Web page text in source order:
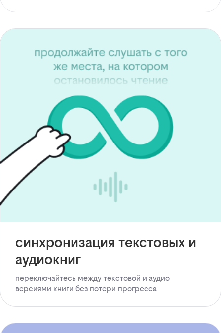
синхронизация текстовых и
аудиокниг
переключайтесь между текстовой и аудио
версиями книги без потери прогресса